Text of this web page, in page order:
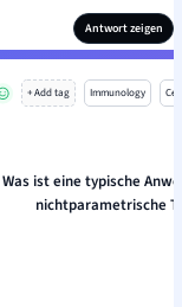
Antwort zeigen
+ Add tag Immunology
Was ist eine typische
nichtparametrische